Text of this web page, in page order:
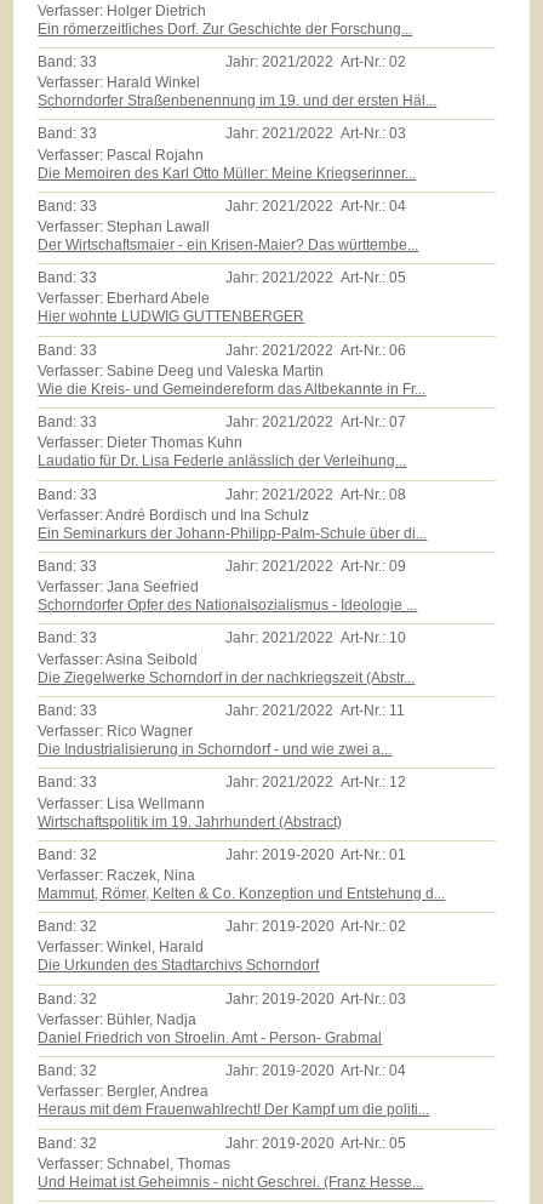
Verfasser: Holger Dietrich
Ein römerzeitliches Dorf. Zur Geschichte der Forschung...
Band:33 Jahr:2021/2022 Art-Nr.:02
Verfasser: Harald Winkel
Schorndorfer Straßenbenennung im 19. und der ersten Häl...
Band:33 Jahr:2021/2022 Art-Nr.:03
Verfasser: Pascal Rojahn
Die Memoiren des Karl Otto Müller: Meine Kriegserinner...
Band:33 Jahr:2021/2022 Art-Nr.:04
Verfasser: Stephan Lawall
Der Wirtschaftsmaier - ein Krisen-Maier? Das württembe...
Band:33 Jahr:2021/2022 Art-Nr.:05
Verfasser: Eberhard Abele
Hier wohnte LUDWIG GUTTENBERGER
Band:33 Jahr: 2021/2022 Art-Nr.:06
Verfasser: Sabine Deeg und Valeska Martin
Wie die Kreis- und Gemeindereform das Altbekannte in Fr...
Band:33 Jahr:2021/2022 Art-Nr.:07
Verfasser: Dieter Thomas Kuhn
Laudatio für Dr. Lisa Federle anlässlich der Verleihung...
Band:33 Jahr: 2021/2022 Art-Nr.:08
Verfasser: André Bordisch und Ina Schulz
Ein Seminarkurs der Johann-Philipp-Palm-Schule über di...
Band:33 Jahr:2021/2022 Art-Nr.:09
Verfasser: Jana Seefried
Schorndorfer Opfer des Nationalsozialismus - Ideologie ...
Band:33 Jahr:2021/2022 Art-Nr.: 10
Verfasser: Asina Seibold
Die Ziegelwerke Schorndorf in der nachkriegszeit (Abstr...
Band:33 Jahr:2021/2022 Art-Nr.: 11
Verfasser: Rico Wagner
Die Industrialisierung in Schorndorf - und wie zwei a...
Band:33 Jahr:2021/2022 Art-Nr.: 12
Verfasser: Lisa Wellmann
Wirtschaftspolitik im 19. Jahrhundert (Abstract)
Band:32 Jahr: 2019-2020 Art-Nr.:01
Verfasser: Raczek, Nina
Mammut, Römer, Kelten & Co. Konzeption und Entstehung d...
Band:32 Jahr:2019-2020 Art-Nr.:02
Verfasser: Winkel, Harald
Die Urkunden des Stadtarchivs Schorndorf
Band:32 Jahr: 2019-2020 Art-Nr.:03
Verfasser: Bühler, Nadja
Daniel Friedrich von Stroelin. Amt - Person- Grabmal
Band:32 Jahr:2019-2020 Art-Nr.:04
Verfasser: Bergler, Andrea
Heraus mit dem Frauenwahlrecht! Der Kampf um die politi...
Band:32 Jahr: 2019-2020 Art-Nr.:05
Verfasser: Schnabel, Thomas
Und Heimat ist Geheimnis - nicht Geschrei. (Franz Hesse...